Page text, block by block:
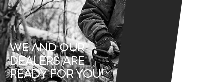
WE AND OUR
DEALERS ARE
READY FOR YOU!